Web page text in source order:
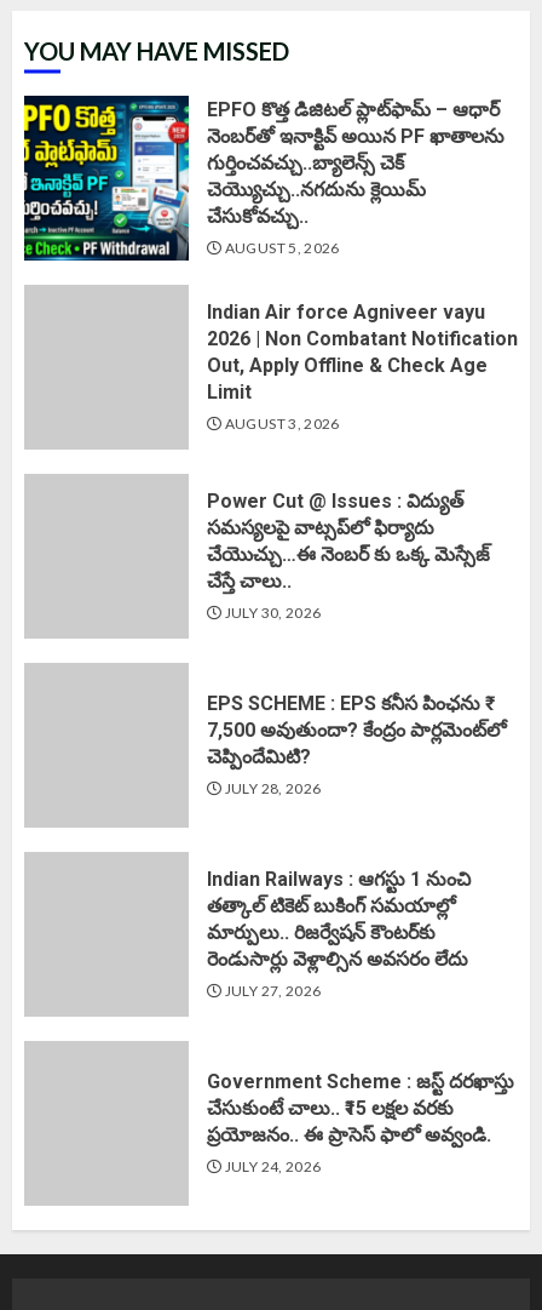
YOU MAY HAVE MISSED
EPFO కొత్త డిజిటల్ ప్లాట్‌ఫామ్‌ – ఆధార్
నెంబర్‌తో ఇనాక్టివ్ అయిన PF ఖాతాలను
గుర్తించవచ్చు..బ్యాలెన్స్ చెక్
చెయ్యొచ్చు..నగదును క్లెయిమ్
చేసుకోవచ్చు..
AUGUST 5, 2026
Indian Air force Agniveer vayu
2026 | Non Combatant Notification
Out, Apply Offline & Check Age
Limit
AUGUST 3, 2026
Power Cut @ Issues : విద్యుత్
సమస్యలపై వాట్సప్‌లో ఫిర్యాదు
చేయొచ్చు…ఈ నెంబర్ కు ఒక్క మెస్సేజ్
చేస్తే చాలు..
JULY 30, 2026
EPS SCHEME : EPS కనీస పింఛను ₹
7,500 అవుతుందా? కేంద్రం పార్లమెంట్‌లో
చెప్పిందేమిటి?
JULY 28, 2026
Indian Railways : ఆగస్టు 1 నుంచి
తత్కాల్‌ టికెట్‌ బుకింగ్‌ సమయాల్లో
మార్పులు.. రిజర్వేషన్ కౌంటర్‌కు
రెండుసార్లు వెళ్లాల్సిన అవసరం లేదు
JULY 27, 2026
Government Scheme : జస్ట్ దరఖాస్తు
చేసుకుంటే చాలు.. ₹15 లక్షల వరకు
ప్రయోజనం.. ఈ ప్రాసెస్ ఫాలో అవ్వండి.
JULY 24, 2026